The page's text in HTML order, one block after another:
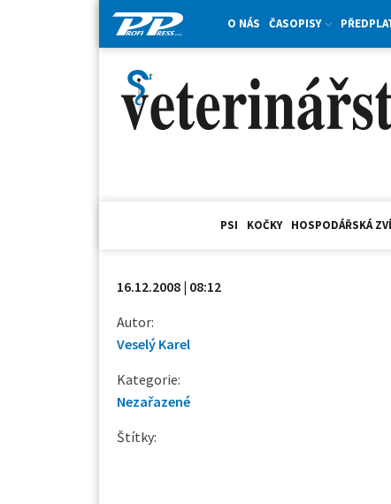
O NÁS ČASOPISY
PSI KOČKY HOSPODÁŘSKÁ
16.12.2008 | 08:12
Autor:
Veselý Karel
Kategorie:
Nezařazené
Štítky: